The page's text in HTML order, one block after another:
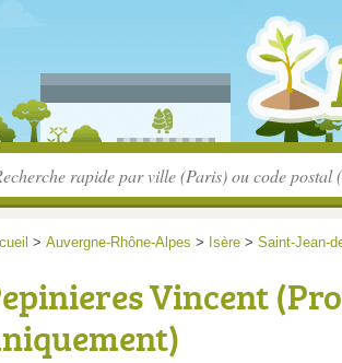
> Auvergne-Rhône-Alpes > Isère > Saint-Jean-
Vincent